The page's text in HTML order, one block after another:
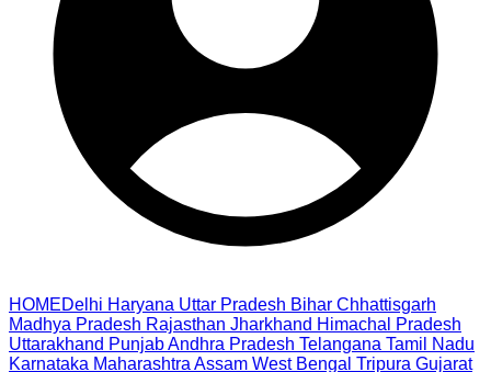
HOMEDelhi Haryana Uttar Pradesh Bihar Chhattisgarh
Madhya Pradesh Rajasthan Jharkhand Himachal Pradesh
Uttarakhand PunjabAndhra Pradesh Telangana Tamil Nadu
Karnataka Maharashtra Assam West Bengal Tripura Gujarat